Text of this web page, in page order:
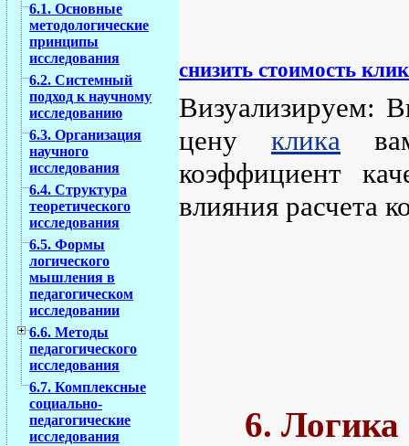
6.1. Основные
методологические
принципы
исследования
6.2. Системный
подход к научному
исследованию
6.3. Организация
научного
исследования
6.4. Структура
теоретического
исследования
6.5. Формы
логического
мышления в
педагогическом
исследовании
6.6. Методы
педагогического
исследования
6.7. Комплексные
социально-
педагогические
исследования
снизить стоимость
Визуализируем:
цену клика
коэффициент
влияния расчета
6. Логика